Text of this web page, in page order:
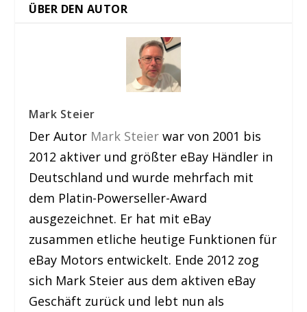
ÜBER DEN AUTOR
Mark Steier
Der Autor Mark Steier war von 2001 bis
2012 aktiver und größter eBay Händler in
Deutschland und wurde mehrfach mit
dem Platin-Powerseller-Award
ausgezeichnet. Er hat mit eBay
zusammen etliche heutige Funktionen für
eBay Motors entwickelt. Ende 2012 zog
sich Mark Steier aus dem aktiven eBay
Geschäft zurück und lebt nun als